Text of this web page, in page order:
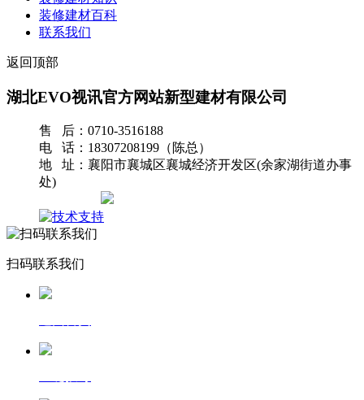
装修建材百科
联系我们
返回顶部
湖北EVO视讯官方网站新型建材有限公司
售 后：0710-3516188
电 话：18307208199（陈总）
地 址：襄阳市襄城区襄城经济开发区(余家湖街道办事
处)
扫码联系我们